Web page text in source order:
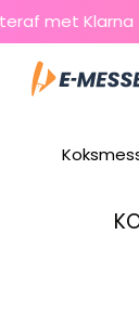
Skip
to
content
met Klarna
Menu